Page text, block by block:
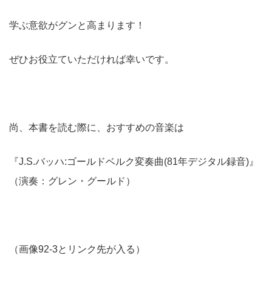
学ぶ意欲がグンと高まります！
ぜひお役立ていただければ幸いです。
尚、本書を読む際に、おすすめの音楽は
『J.S.バッハ:ゴールドベルク変奏曲(81年デジタル録音)』
（演奏：グレン・グールド）
（画像92-3とリンク先が入る）